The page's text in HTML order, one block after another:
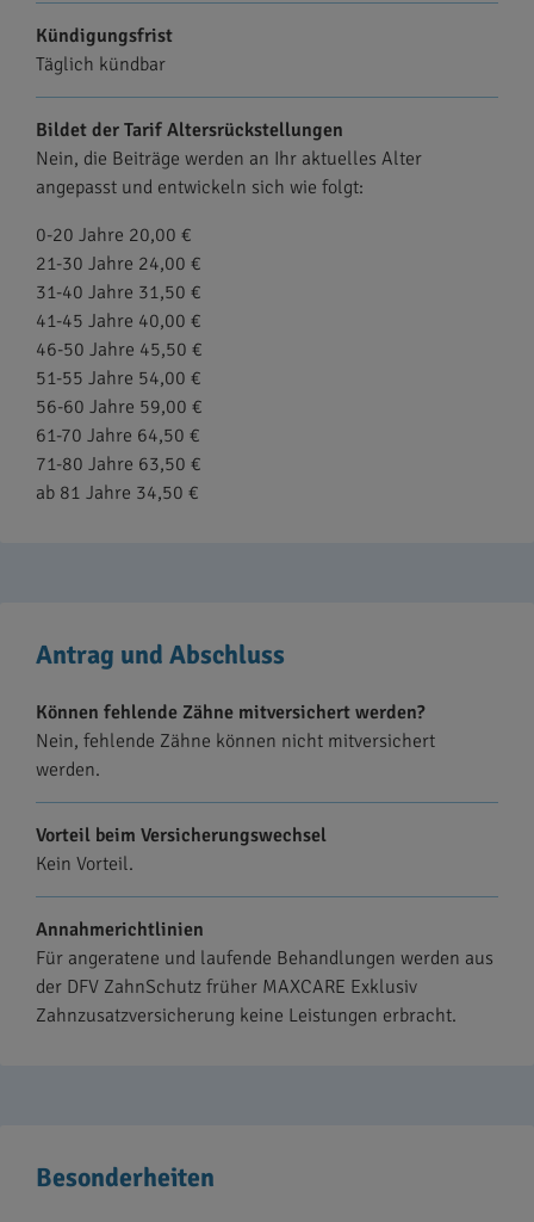
Kündigungsfrist
Täglich kündbar
Bildet der Tarif Altersrückstellungen
Nein, die Beiträge werden an Ihr aktuelles Alter
angepasst und entwickeln sich wie folgt:
0-20 Jahre 20,00 €
21-30 Jahre 24,00 €
31-40 Jahre 31,50 €
41-45 Jahre 40,00 €
46-50 Jahre 45,50 €
51-55 Jahre 54,00 €
56-60 Jahre 59,00 €
61-70 Jahre 64,50 €
71-80 Jahre 63,50 €
ab 81 Jahre 34,50 €
Antrag und Abschluss
Können fehlende Zähne mitversichert werden?
Nein, fehlende Zähne können nicht mitversichert
werden.
Vorteil beim Versicherungswechsel
Kein Vorteil.
Annahmerichtlinien
Für angeratene und laufende Behandlungen werden aus
der DFV ZahnSchutz früher MAXCARE Exklusiv
Zahnzusatzversicherung keine Leistungen erbracht.
Besonderheiten